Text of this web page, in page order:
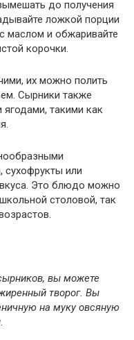
до получения
ложкой порции
маслом и обжаривайте
корочки.
их можно полить
Сырники также
ягодами, такими как
или
Это блюдо можно
столовой, так
вы можете
творог. Вы
на муку овсяную